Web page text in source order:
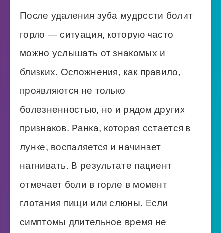
После удаления зуба мудрости болит
горло — ситуация, которую часто
можно услышать от знакомых и
близких. Осложнения, как правило,
проявляются не только
болезненностью, но и рядом других
признаков. Ранка, которая остается в
лунке, воспаляется и начинает
нагнивать. В результате пациент
отмечает боли в горле в момент
глотания пищи или слюны. Если
симптомы длительное время не